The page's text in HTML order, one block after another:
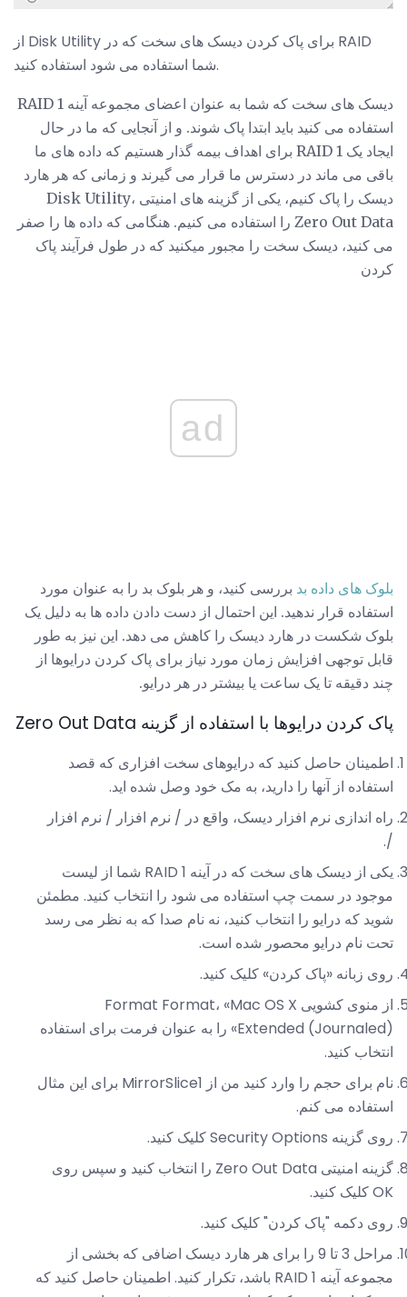
از Disk Utility برای پاک کردن دیسک های سخت که در RAID
شما استفاده می شود استفاده کنید.
دیسک های سخت که شما به عنوان اعضای مجموعه آینه RAID 1
استفاده می کنید باید ابتدا پاک شوند. و از آنجایی که ما در حال
ایجاد یک RAID 1 برای اهداف بیمه گذار هستیم که داده های ما
باقی می ماند در دسترس ما قرار می گیرند و زمانی که هر هارد
دیسک را پاک کنیم، یکی از گزینه های امنیتی Disk Utility،
Zero Out Data را استفاده می کنیم. هنگامی که داده ها را صفر
می کنید، دیسک سخت را مجبور میکنید که در طول فرآیند پاک
کردن
ad
بلوک های داده بد بررسی کنید، و هر بلوک بد را به عنوان مورد
استفاده قرار ندهید. این احتمال از دست دادن داده ها به دلیل یک
بلوک شکست در هارد دیسک را کاهش می دهد. این نیز به طور
قابل توجهی افزایش زمان مورد نیاز برای پاک کردن درایوها از
چند دقیقه تا یک ساعت یا بیشتر در هر درایو.
پاک کردن درایوها با استفاده از گزینه Zero Out Data
اطمینان حاصل کنید که درایوهای سخت افزاری که قصد
استفاده از آنها را دارید، به مک خود وصل شده اید.
راه اندازی نرم افزار دیسک، واقع در / نرم افزار / نرم افزار
/.
یکی از دیسک های سخت که در آینه 1 RAID شما از لیست
موجود در سمت چپ استفاده می شود را انتخاب کنید. مطمئن
شوید که درایو را انتخاب کنید، نه نام صدا که به نظر می رسد
تحت نام درایو محصور شده است.
روی زبانه «پاک کردن» کلیک کنید.
از منوی کشویی Format Format، «Mac OS X
Extended (Journaled)» را به عنوان فرمت برای استفاده
انتخاب کنید.
نام برای حجم را وارد کنید من از MirrorSlice1 برای این مثال
استفاده می کنم.
روی گزینه Security Options کلیک کنید.
گزینه امنیتی Zero Out Data را انتخاب کنید و سپس روی
OK کلیک کنید.
روی دکمه "پاک کردن" کلیک کنید.
مراحل 3 تا 9 را برای هر هارد دیسک اضافی که بخشی از
مجموعه آینه RAID 1 باشد، تکرار کنید. اطمینان حاصل کنید که